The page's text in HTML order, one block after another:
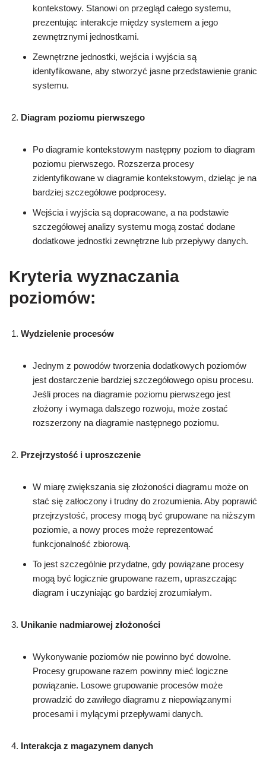
kontekstowy. Stanowi on przegląd całego systemu,
prezentując interakcje między systemem a jego
zewnętrznymi jednostkami.
Zewnętrzne jednostki, wejścia i wyjścia są
identyfikowane, aby stworzyć jasne przedstawienie granic
systemu.
Diagram poziomu pierwszego
Po diagramie kontekstowym następny poziom to diagram
poziomu pierwszego. Rozszerza procesy
zidentyfikowane w diagramie kontekstowym, dzieląc je na
bardziej szczegółowe podprocesy.
Wejścia i wyjścia są dopracowane, a na podstawie
szczegółowej analizy systemu mogą zostać dodane
dodatkowe jednostki zewnętrzne lub przepływy danych.
Kryteria wyznaczania
poziomów:
Wydzielenie procesów
Jednym z powodów tworzenia dodatkowych poziomów
jest dostarczenie bardziej szczegółowego opisu procesu.
Jeśli proces na diagramie poziomu pierwszego jest
złożony i wymaga dalszego rozwoju, może zostać
rozszerzony na diagramie następnego poziomu.
Przejrzystość i uproszczenie
W miarę zwiększania się złożoności diagramu może on
stać się zatłoczony i trudny do zrozumienia. Aby poprawić
przejrzystość, procesy mogą być grupowane na niższym
poziomie, a nowy proces może reprezentować
funkcjonalność zbiorową.
To jest szczególnie przydatne, gdy powiązane procesy
mogą być logicznie grupowane razem, upraszczając
diagram i uczyniając go bardziej zrozumiałym.
Unikanie nadmiarowej złożoności
Wykonywanie poziomów nie powinno być dowolne.
Procesy grupowane razem powinny mieć logiczne
powiązanie. Losowe grupowanie procesów może
prowadzić do zawiłego diagramu z niepowiązanymi
procesami i mylącymi przepływami danych.
Interakcja z magazynem danych